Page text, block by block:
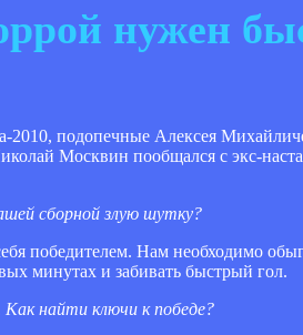
нужен
2010, подопечные Алексея
Москвин пообщался с экс-
сборной злую шутку?
победителем. Нам необходимо
минутах и забивать быстрый гол.
найти ключи к победе?